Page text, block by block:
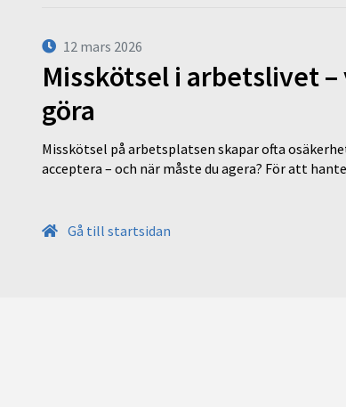
12 mars 2026
Misskötsel i arbetslivet
göra
Misskötsel på arbetsplatsen skapar ofta
acceptera – och när måste du agera? För att
Gå till startsidan